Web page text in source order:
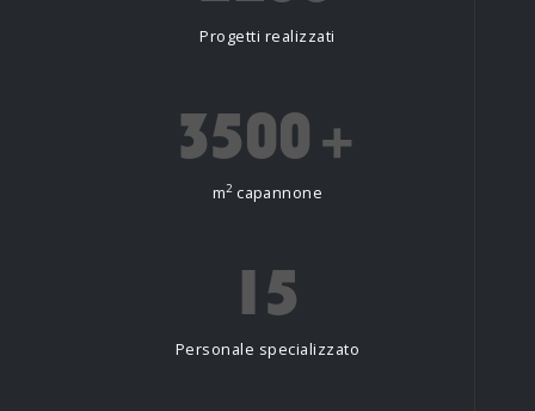
Progetti realizzati
3500 +
m2capannone
15
Personale specializzato